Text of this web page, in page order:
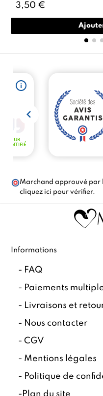
3,50 €
Marchand approuvé par
cliquez ici pour vérifier.
Informations
- FAQ
- Paiements
- Livraisons et
- Nous contacter
-CGV
- Mentions légales
- Politique de
- Plan du site